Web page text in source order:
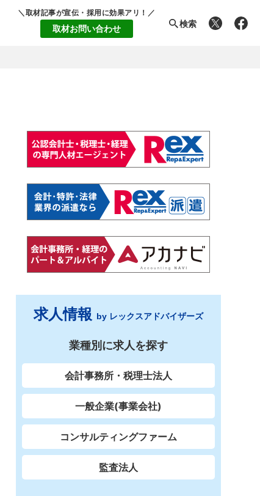
＼取材記事が宣伝・採用に効果アリ！／
取材お問い合わせ 検索
求人情報 by レックスアドバイザーズ
業種別に求人を探す
会計事務所・税理士法人
一般企業(事業会社)
コンサルティングファーム
監査法人